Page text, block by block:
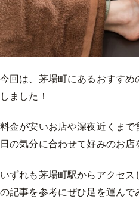
今回は、茅場町にあるおすす
しました！
料金が安いお店や深夜近くま
日の気分に合わせて好みのお
いずれも茅場町駅からアクセ
の記事を参考にぜひ足を運んで